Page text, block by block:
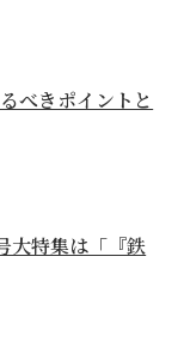
べきポイントと
大特集は「『鉄